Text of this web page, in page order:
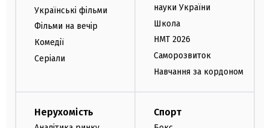
Українські фільми
Фільми на вечір
Комедії
Серіали
науки України
Школа
НМТ 2026
Саморозвиток
Навчання за кордоном
Нерухомість Спорт